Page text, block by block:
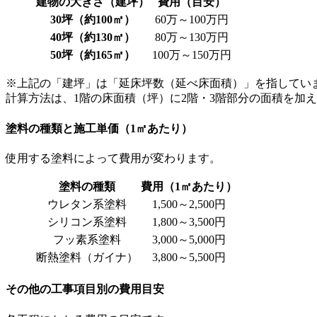
30坪（約100㎡）
60万～100万円
40坪（約130㎡）
80万～130万円
50坪（約165㎡）
100万～150万円
※上記の「建坪」は「延床坪数（延べ床面積）」を指してい
計算方法は、1階の床面積（坪）に2階・3階部分の面積を加
塗料の種類と施工単価（1㎡あたり）
使用する塗料によって費用が変わります。
塗料の種類
費用（1㎡あたり）
ウレタン系塗料
1,500～2,500円
シリコン系塗料
1,800～3,500円
フッ素系塗料
3,000～5,000円
断熱塗料（ガイナ）
3,800～5,500円
その他の工事項目別の費用目安